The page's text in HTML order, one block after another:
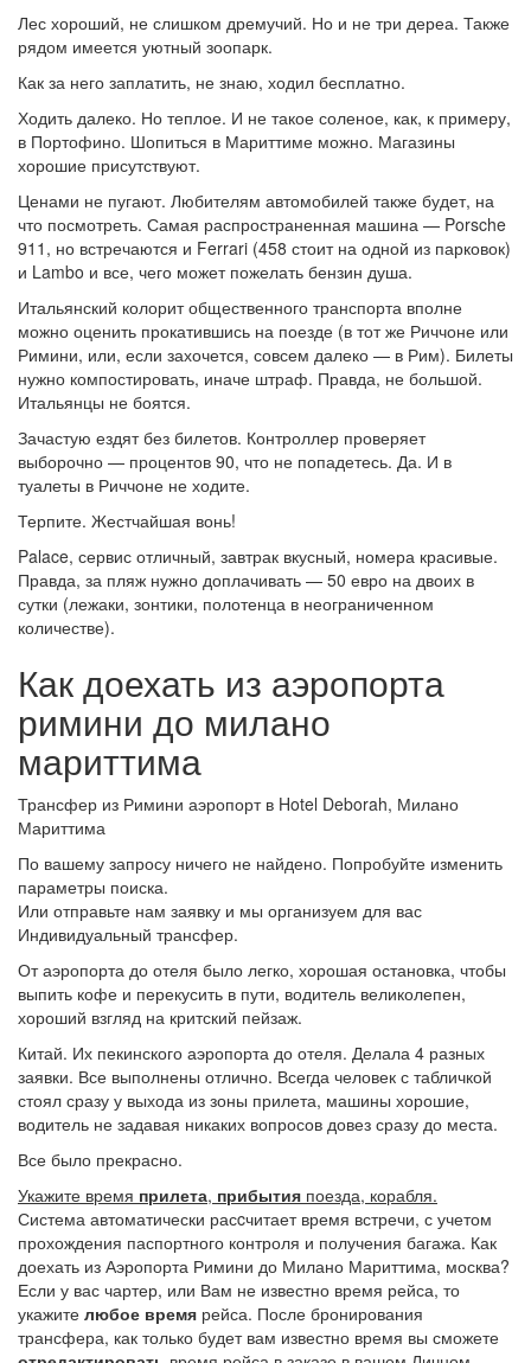
Лес хороший, не слишком дремучий. Но и не три дереа. Также
рядом имеется уютный зоопарк.
Как за него заплатить, не знаю, ходил бесплатно.
Ходить далеко. Но теплое. И не такое соленое, как, к примеру,
в Портофино. Шопиться в Мариттиме можно. Магазины
хорошие присутствуют.
Ценами не пугают. Любителям автомобилей также будет, на
что посмотреть. Самая распространенная машина — Porsche
911, но встречаются и Ferrari (458 стоит на одной из парковок)
и Lambo и все, чего может пожелать бензин душа.
Итальянский колорит общественного транспорта вполне
можно оценить прокатившись на поезде (в тот же Риччоне или
Римини, или, если захочется, совсем далеко — в Рим). Билеты
нужно компостировать, иначе штраф. Правда, не большой.
Итальянцы не боятся.
Зачастую ездят без билетов. Контроллер проверяет
выборочно — процентов 90, что не попадетесь. Да. И в
туалеты в Риччоне не ходите.
Терпите. Жестчайшая вонь!
Palace, сервис отличный, завтрак вкусный, номера красивые.
Правда, за пляж нужно доплачивать — 50 евро на двоих в
сутки (лежаки, зонтики, полотенца в неограниченном
количестве).
Как доехать из аэропорта
римини до милано
мариттима
Трансфер из Римини аэропорт в Hotel Deborah, Милано
Мариттима
По вашему запросу ничего не найдено. Попробуйте изменить
параметры поиска.
Или отправьте нам заявку и мы организуем для вас
Индивидуальный трансфер.
От аэропорта до отеля было легко, хорошая остановка, чтобы
выпить кофе и перекусить в пути, водитель великолепен,
хороший взгляд на критский пейзаж.
Китай. Их пекинского аэропорта до отеля. Делала 4 разных
заявки. Все выполнены отлично. Всегда человек с табличкой
стоял сразу у выхода из зоны прилета, машины хорошие,
водитель не задавая никаких вопросов довез сразу до места.
Все было прекрасно.
Укажите время прилета, прибытия поезда, корабля.
Система автоматически расcчитает время встречи, с учетом
прохождения паспортного контроля и получения багажа. Как
доехать из Аэропорта Римини до Милано Мариттима, москва?
Если у вас чартер, или Вам не известно время рейса, то
укажите любое время рейса. После бронирования
трансфера, как только будет вам известно время вы сможете